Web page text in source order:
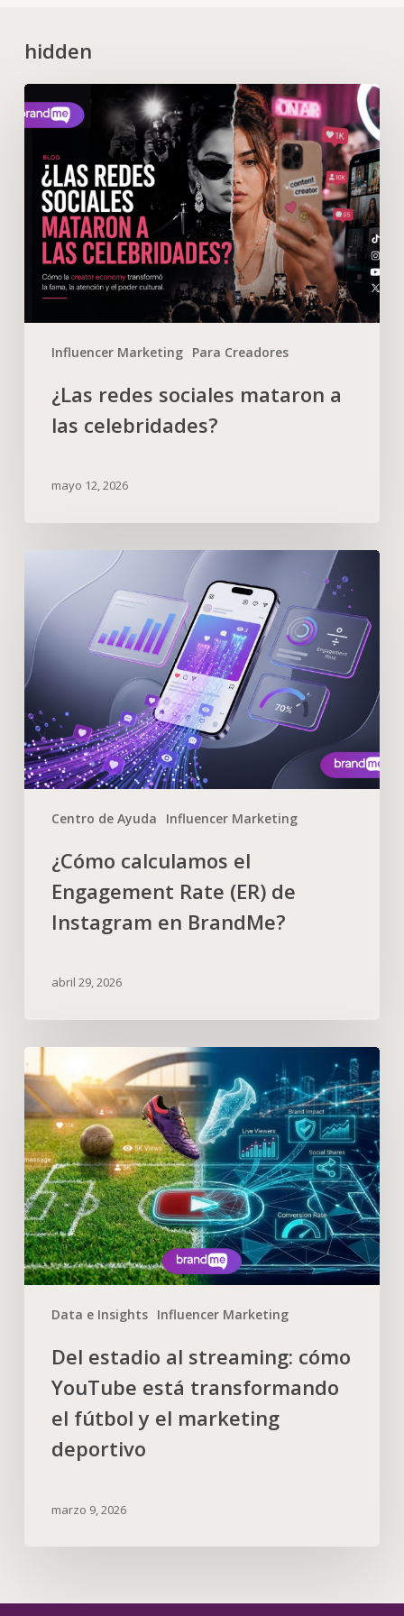
hidden
Influencer Marketing Para Creadores
¿Las redes sociales mataron a
las celebridades?
mayo 12, 2026
Centro de Ayuda Influencer Marketing
¿Cómo calculamos el
Engagement Rate (ER) de
Instagram en BrandMe?
abril 29, 2026
Data e Insights Influencer Marketing
Del estadio al streaming: cómo
YouTube está transformando
el fútbol y el marketing
deportivo
marzo 9, 2026